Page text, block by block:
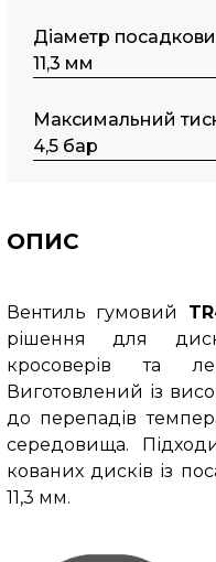
Діаметр
11,3 мм
Максимальний
4,5 бар
ОПИС
Вентиль гумовий
рішення для
кросоверів та
Виготовлений із
до перепадів
середовища.
кованих дисків із
11,3 мм.